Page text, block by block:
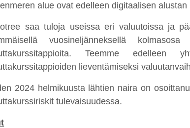
alue ovat edelleen digitaalisen
saa tuloja useissa eri valuutoissa ja
vuosineljänneksellä
Teemme edelleen
lieventämiseksi
2024 helmikuusta lähtien naira on
tulevaisuudessa.